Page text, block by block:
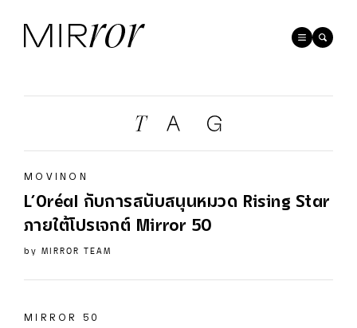
MOVINON
L’Oréal กับการสนับสนุนหมวด Rising Star
ภายใต้โปรเจกต์
Mirror 50
by MIRROR TEAM
MIRROR 50